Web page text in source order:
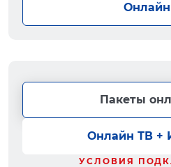
Пакеты
Онлайн ТВ +
УСЛОВИЯ